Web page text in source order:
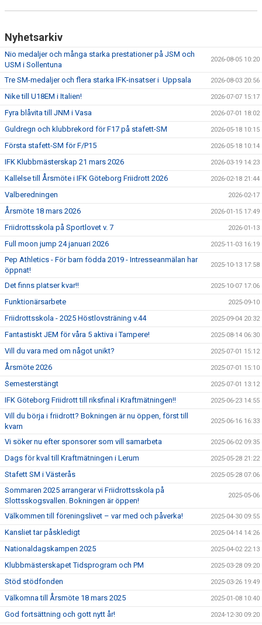
Nyhetsarkiv
Nio medaljer och många starka prestationer på JSM och
USM i Sollentuna
2026-08-05 10:20
Tre SM-medaljer och flera starka IFK-insatser i Uppsala 2026-08-03 20:56
Nike till U18EM i Italien! 2026-07-07 15:17
Fyra blåvita till JNM i Vasa 2026-07-01 18:02
Guldregn och klubbrekord för F17 på stafett-SM 2026-05-18 10:15
Första stafett-SM för F/P15 2026-05-18 10:14
IFK Klubbmästerskap 21 mars 2026 2026-03-19 14:23
Kallelse till Årsmöte i IFK Göteborg Friidrott 2026 2026-02-18 21:44
Valberedningen 2026-02-17
Årsmöte 18 mars 2026 2026-01-15 17:49
Friidrottsskola på Sportlovet v. 7 2026-01-13
Full moon jump 24 januari 2026 2025-11-03 16:19
Pep Athletics - För barn födda 2019 - Intresseanmälan har
öppnat!
2025-10-13 17:58
Det finns pIatser kvar!! 2025-10-07 17:06
Funktionärsarbete 2025-09-10
Friidrottsskola - 2025 Höstlovsträning v.44 2025-09-04 20:32
Fantastiskt JEM för våra 5 aktiva i Tampere! 2025-08-14 06:30
Vill du vara med om något unikt? 2025-07-01 15:12
Årsmöte 2026 2025-07-01 15:10
Semesterstängt 2025-07-01 13:12
IFK Göteborg Friidrott till riksfinal i Kraftmätningen!! 2025-06-23 14:55
Vill du börja i friidrott? Bokningen är nu öppen, först till
kvarn
2025-06-16 16:33
Vi söker nu efter sponsorer som vill samarbeta 2025-06-02 09:35
Dags för kval till Kraftmätningen i Lerum 2025-05-28 21:22
Stafett SM i Västerås 2025-05-28 07:06
Sommaren 2025 arrangerar vi Friidrottsskola på
Slottsskogsvallen. Bokningen är öppen!
2025-05-06
Välkommen till föreningslivet – var med och påverka! 2025-04-30 09:55
Kansliet tar påskledigt 2025-04-14 14:26
Nationaldagskampen 2025 2025-04-02 22:13
Klubbmästerskapet Tidsprogram och PM 2025-03-28 09:20
Stöd stödfonden 2025-03-26 19:49
Välkomna till Årsmöte 18 mars 2025 2025-01-08 10:40
God fortsättning och gott nytt år! 2024-12-30 09:20